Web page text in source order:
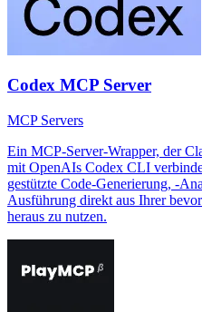
Codex MCP Server
MCP Servers
Ein MCP-Server-Wrapper, der
mit OpenAIs Codex CLI
gestützte Code-Generierung, -
Ausführung direkt aus Ihrer
heraus zu nutzen.